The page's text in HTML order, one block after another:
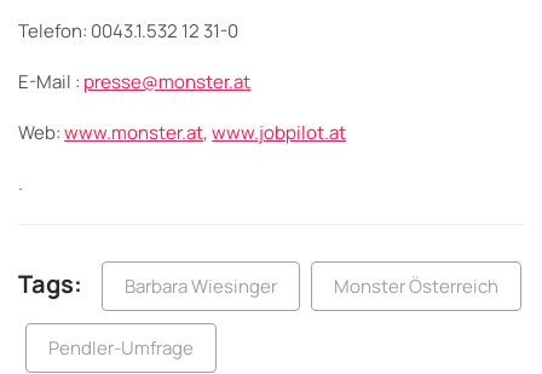
Telefon: 0043.1.532 12 31-0
E-Mail : presse@monster.at
Web:www.monster.at,www.jobpilot.at
.
Tags: Barbara Wiesinger Monster Österreich
Pendler-Umfrage